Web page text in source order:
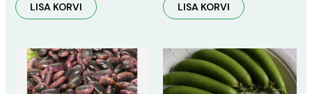
LISA KORVI LISA KORVI